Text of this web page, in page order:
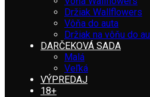
Držiak Wallflowers
Vôňa do auta
Držiak na vôňu do
DARČEKOVÁ SADA
Malá
Veľká
VÝPREDAJ
18+